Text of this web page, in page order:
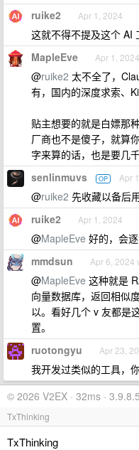
ruike2 Apr 1, 2024
这就不得不提及这个 AI
MapleEve Apr 1, 2024
@ruike2 太不全了，
有，国内的深度求索、
贴主想要的就是白嫖那
厂商也不是傻子，就算
字来算的话，也是要几千
senlinmuvs OP Apr
@ruike2 先收藏以备后
ruike2 Apr 1, 2024
@MapleEve 好的，会
mmdsun Apr 6, 2024
@MapleEve 这种就是
向量数据库，返回相似
以。看好几个 v 友都是
置。
ruotongyu Apr 23,
我开发过类似的工具，
© 2026 V2EX · 32ms · 3.9.8.5
TxThinking
TxThinking